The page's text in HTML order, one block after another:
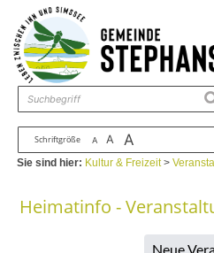
Zum Inhalt ,zur Navigation
Schriftgröße A A A
Sie sind hier: Kultur & Freizeit>
Heimatinfo -